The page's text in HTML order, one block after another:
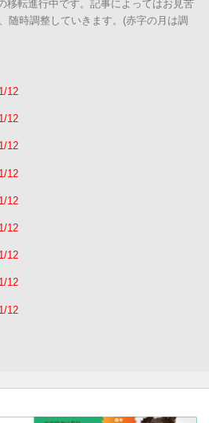
移転進行中です。記事によってはお見苦
随時調整していきます。(赤字の月は調
12
12
12
12
12
12
12
12
12